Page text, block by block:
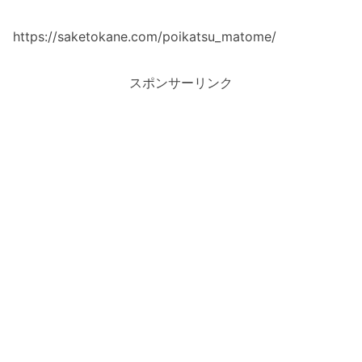
https://saketokane.com/poikatsu_matome/
スポンサーリンク